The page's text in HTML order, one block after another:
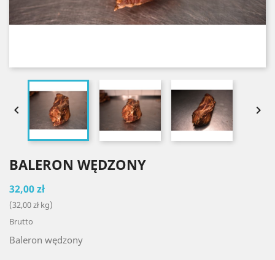
 
BALERON WĘDZONY
32,00 zł
(32,00 zł kg)
Brutto
Baleron wędzony